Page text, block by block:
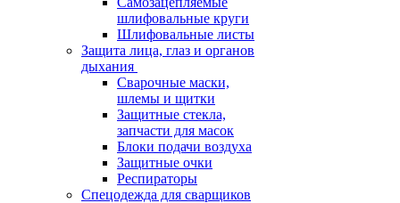
шлифовальные круги
Шлифовальные листы
Защита лица, глаз и органов
дыхания
Сварочные маски,
шлемы и щитки
Защитные стекла,
запчасти для масок
Блоки подачи воздуха
Защитные очки
Респираторы
Спецодежда для сварщиков